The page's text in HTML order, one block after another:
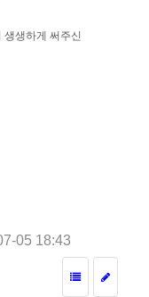
생생하게 써 주신
05 18:43